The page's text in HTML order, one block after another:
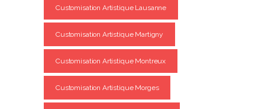
Customisation Artistique Lausanne
Customisation Artistique Martigny
Customisation Artistique Montreux
Customisation Artistique Morges